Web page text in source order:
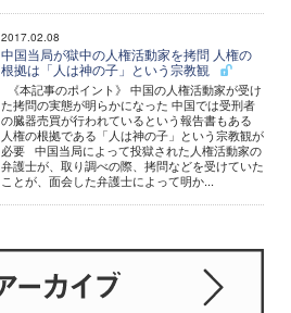
2017.02.08
中国当局が獄中の人権活動家を拷問 人権の
根拠は「人は神の子」という宗教観
《本記事のポイント》 中国の人権活動家が受け
た拷問の実態が明らかになった 中国では受刑者
の臓器売買が行われているという報告書もある
人権の根拠である「人は神の子」という宗教観が
必要 中国当局によって投獄された人権活動家の
弁護士が、取り調べの際、拷問などを受けていた
ことが、面会した弁護士によって明か...